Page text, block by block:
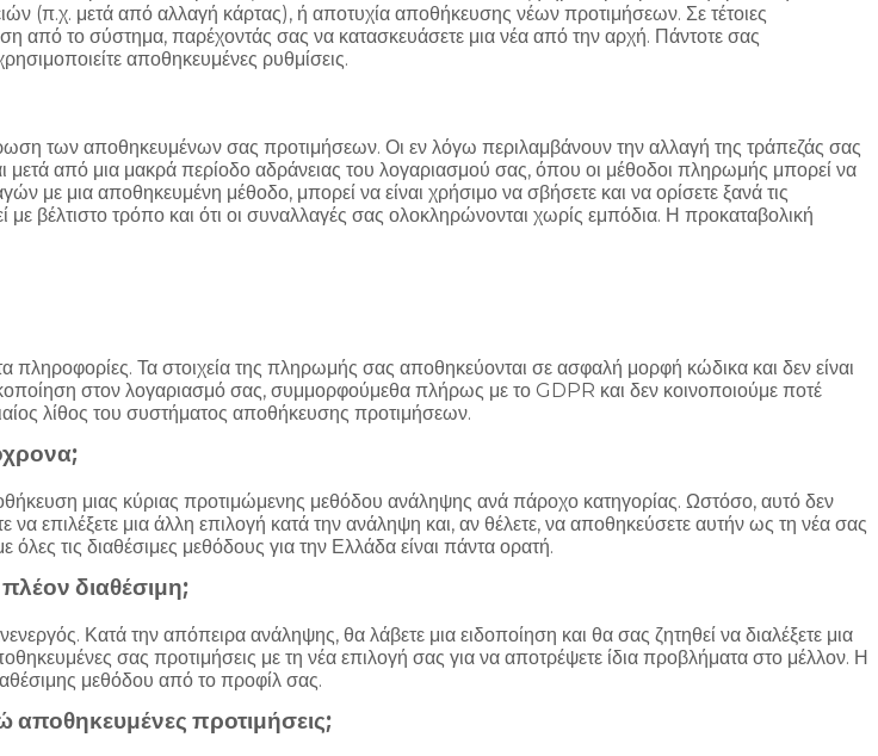
(π.χ. μετά από αλλαγή κάρτας), ή αποτυχία αποθήκευσης νέων προτιμήσεων. Σε τέτοιες
από το σύστημα, παρέχοντάς σας να κατασκευάσετε μια νέα από την αρχή. Πάντοτε σας
αποθηκευμένες ρυθμίσεις.
των αποθηκευμένων σας προτιμήσεων. Οι εν λόγω περιλαμβάνουν την αλλαγή της τράπεζάς σας
από μια μακρά περίοδο αδράνειας του λογαριασμού σας, όπου οι μέθοδοι πληρωμής μπορεί να
με μια αποθηκευμένη μέθοδο, μπορεί να είναι χρήσιμο να σβήσετε και να ορίσετε ξανά τις
με βέλτιστο τρόπο και ότι οι συναλλαγές σας ολοκληρώνονται χωρίς εμπόδια. Η προκαταβολική
Τα στοιχεία της πληρωμής σας αποθηκεύονται σε ασφαλή μορφή κώδικα και δεν είναι
στον λογαριασμό σας, συμμορφούμεθα πλήρως με το GDPR και δεν κοινοποιούμε ποτέ
λίθος του συστήματος αποθήκευσης προτιμήσεων.
μιας κύριας προτιμώμενης μεθόδου ανάληψης ανά πάροχο κατηγορίας. Ωστόσο, αυτό δεν
επιλέξετε μια άλλη επιλογή κατά την ανάληψη και, αν θέλετε, να αποθηκεύσετε αυτήν ως τη νέα σας
τις διαθέσιμες μεθόδους για την Ελλάδα είναι πάντα ορατή.
διαθέσιμη;
Κατά την απόπειρα ανάληψης, θα λάβετε μια ειδοποίηση και θα σας ζητηθεί να διαλέξετε μια
σας προτιμήσεις με τη νέα επιλογή σας για να αποτρέψετε ίδια προβλήματα στο μέλλον. Η
μεθόδου από το προφίλ σας.
αποθηκευμένες προτιμήσεις;